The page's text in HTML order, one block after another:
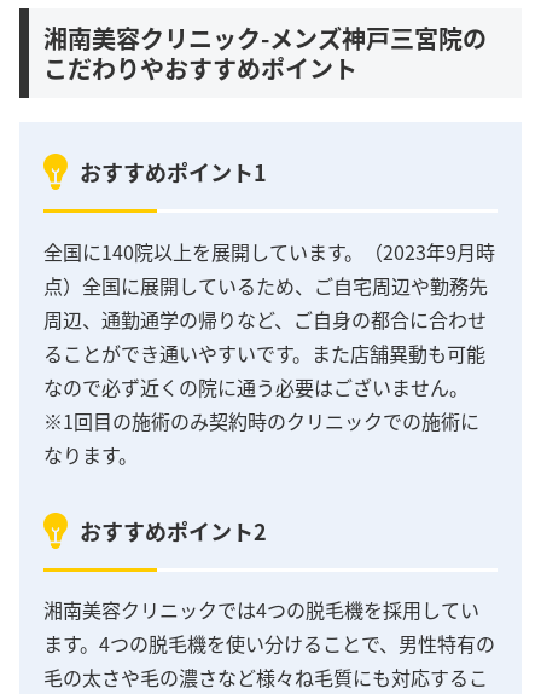
湘南美容クリニック-メンズ神戸三宮院の
こだわりやおすすめポイント
おすすめポイント1
全国に140院以上を展開しています。（2023年9月時
点）全国に展開しているため、ご自宅周辺や勤務先
周辺、通勤通学の帰りなど、ご自身の都合に合わせ
ることができ通いやすいです。また店舗異動も可能
なので必ず近くの院に通う必要はございません。
※1回目の施術のみ契約時のクリニックでの施術に
なります。
おすすめポイント2
湘南美容クリニックでは4つの脱毛機を採用してい
ます。4つの脱毛機を使い分けることで、男性特有の
毛の太さや毛の濃さなど様々ね毛質にも対応するこ